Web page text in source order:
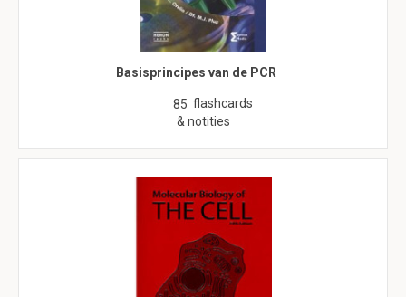
Basisprincipes van de PCR
85 flashcards
& notities